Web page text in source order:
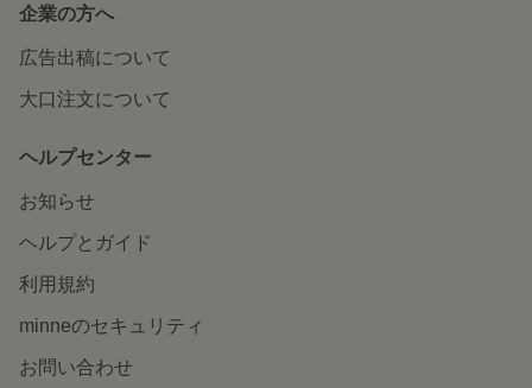
企業の方へ
広告出稿について
大口注文について
ヘルプセンター
お知らせ
ヘルプとガイド
利用規約
minneのセキュリティ
お問い合わせ